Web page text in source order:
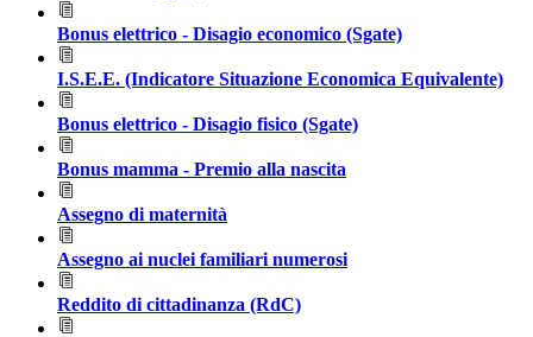
Bonus elettrico - Disagio economico (Sgate)
I.S.E.E. (Indicatore Situazione Economica Equivalente)
Bonus elettrico - Disagio fisico (Sgate)
Bonus mamma - Premio alla nascita
Assegno di maternità
Assegno ai nuclei familiari numerosi
Reddito di cittadinanza (RdC)